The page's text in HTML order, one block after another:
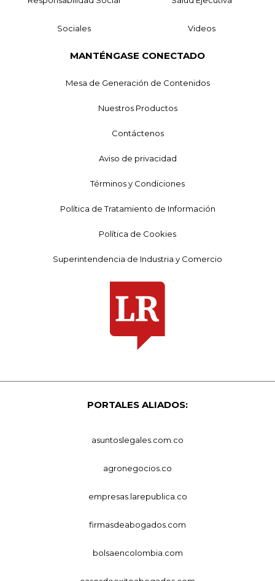
Sociales Videos
MANTÉNGASE CONECTADO
Mesa de Generación de Contenidos
Nuestros Productos
Contáctenos
Aviso de privacidad
Términos y Condiciones
Política de Tratamiento de Información
Política de Cookies
Superintendencia de Industria y Comercio
PORTALES ALIADOS:
asuntoslegales.com.co
agronegocios.co
empresas.larepublica.co
firmasdeabogados.com
bolsaencolombia.com